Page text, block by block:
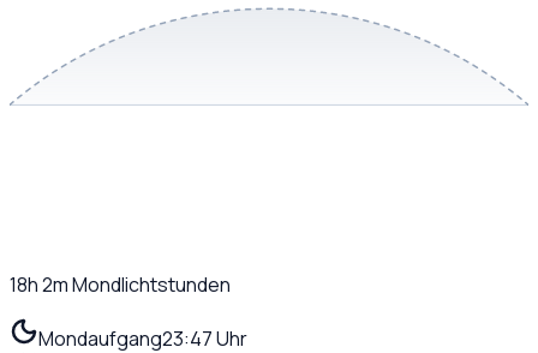
18h 2mMondlichtstunden
Mondaufgang23:47 Uhr